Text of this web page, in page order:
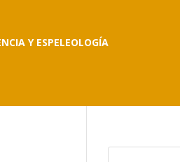
Y ESPELEOLOGÍA